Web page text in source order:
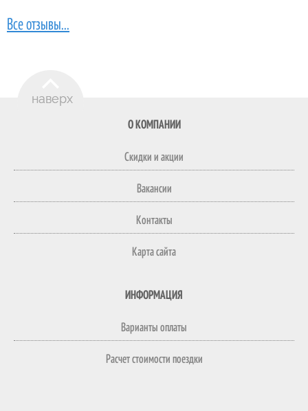
Все отзывы...
О КОМПАНИИ
Скидки и акции
Вакансии
Контакты
Карта сайта
ИНФОРМАЦИЯ
Варианты оплаты
Расчет стоимости поездки